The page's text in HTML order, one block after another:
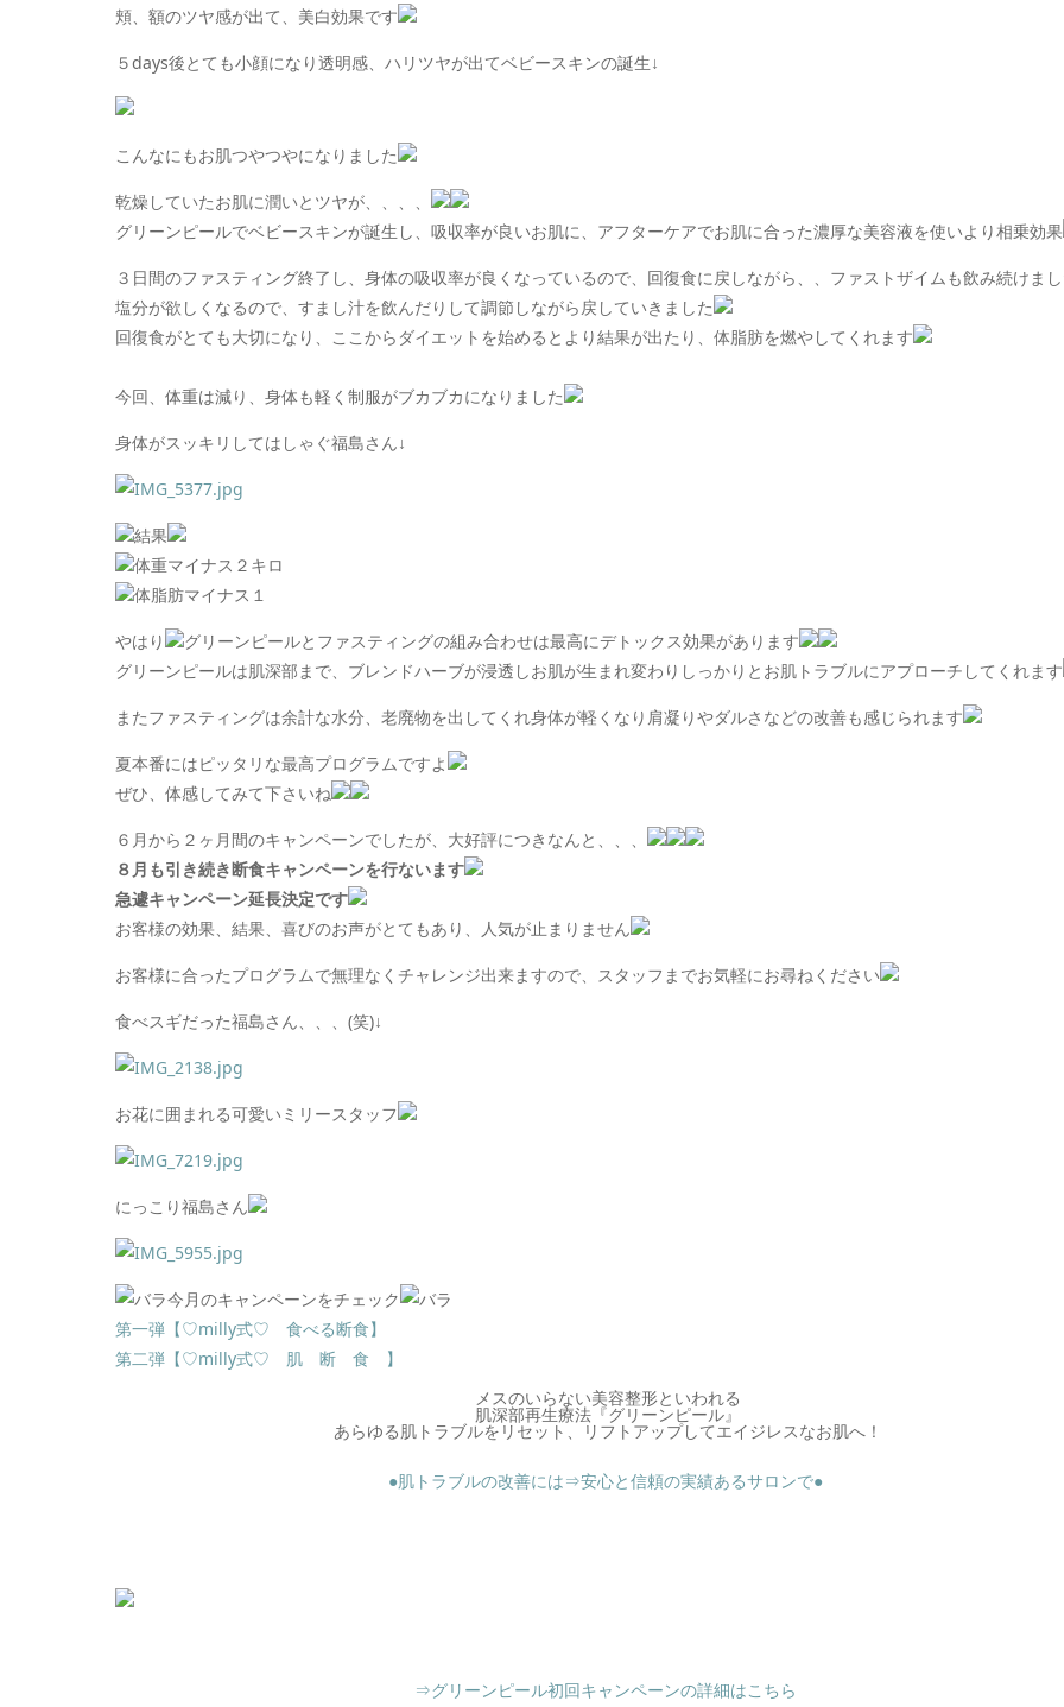
頬、額のツヤ感が出て、美白効果です
５days後とても小顔になり透明感、ハリツヤが出てベビースキンの誕生↓
こんなにもお肌つやつやになりました
乾燥していたお肌に潤いとツヤが、、、、
グリーンピールでベビースキンが誕生し、吸収率が良いお肌に、アフターケアでお肌に合った濃厚な美容液を使いより相乗効果
３日間のファスティング終了し、 身体の吸収率が良くなっているので、回復食に戻しながら、、ファストザイムも飲み続けま
塩分が欲しくなるので、すまし汁を飲んだりして調節しながら戻していきました
回復食がとても大切になり、ここからダイエットを始めるとより結果が出たり、体脂肪を燃やしてくれます
今回、体重は減り、身体も軽く制服がブカブカになりました
身体がスッキリしてはしゃぐ福島さん↓
結果
体重マイナス２キロ
体脂肪マイナス１
やはり
グリーンピールとファスティングの組み合わせは最高にデトックス効果があります
グリーンピールは肌深部まで、ブレンドハーブが浸透しお肌が生まれ変わりしっかりとお肌トラブルにアプローチしてくれます
またファスティングは余計な水分、老廃物を出してくれ身体が軽くなり肩凝りやダルさなどの改善も感じられます
夏本番にはピッタリな最高プログラムですよ
ぜひ、体感してみて下さいね
６月から２ヶ月間のキャンペーンでしたが、大好評につきなんと、、、
８月も引き続き断食キャンペーンを行ないます
急遽キャンペーン延長決定です
お客様の効果、結果、喜びのお声がとてもあり、人気が止まりません
お客様に合ったプログラムで無理なくチャレンジ出来ますので、スタッフまでお気軽にお尋ねください
食べスギだった福島さん、、、(笑)↓
お花に囲まれる可愛いミリースタッフ
にっこり福島さん
今月のキャンペーンをチェック
第一弾【♡milly式♡ 食べる断食】
第二弾【♡milly式♡ 肌 断 食 】
メスのいらない美容整形といわれる
肌深部再生療法『グリーンピール』
あらゆる肌トラブルをリセット、リフトアップしてエイジレスなお肌へ！
●肌トラブルの改善には⇒安心と信頼の実績あるサロンで●
⇒グリーンピール初回キャンペーンの詳細はこちら